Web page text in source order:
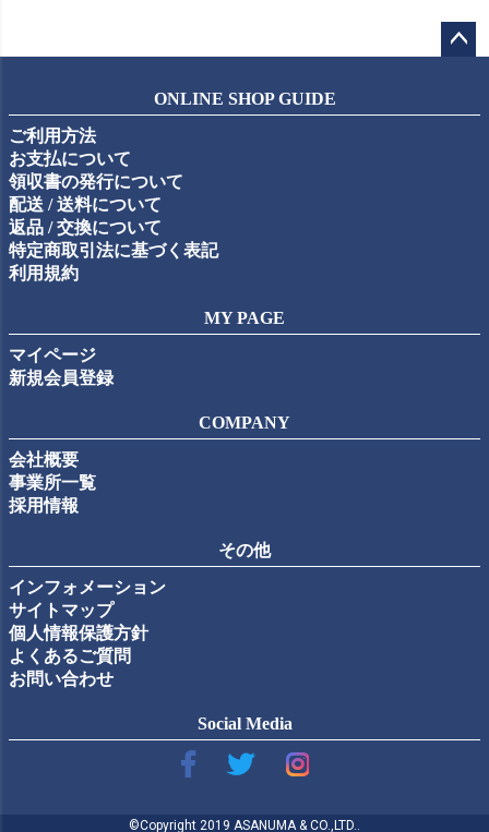
ップ
ONLINE SHOP GUIDE
ご利用方法
お支払について
領収書の発行について
配送 / 送料について
返品 / 交換について
特定商取引法に基づく表記
利用規約
MY PAGE
マイページ
新規会員登録
COMPANY
会社概要
事業所一覧
採用情報
その他
インフォメーション
サイトマップ
個人情報保護方針
よくあるご質問
お問い合わせ
Social Media
©Copyright 2019 ASANUMA & CO.,LTD..